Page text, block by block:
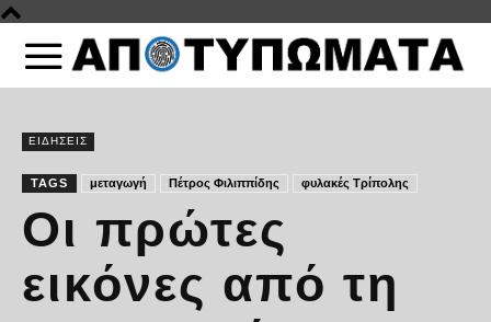
ΕΙΔΗΣΕΙΣ
TAGS μεταγωγή Πέτρος Φιλιππίδης φυλακές Τρίπολης
Οι πρώτες
εικόνες από τη